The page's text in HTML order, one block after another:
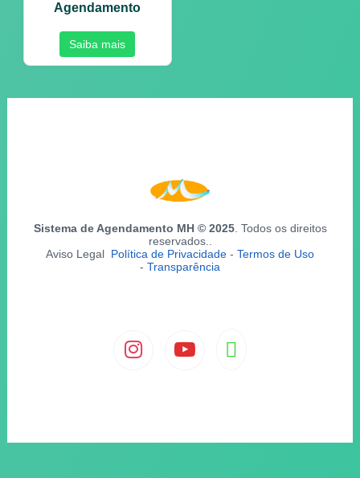
Agendamento
Saiba mais
Sistema de Agendamento MH © 2025. Todos os direitos
reservados..
Aviso Legal Política de Privacidade - Termos de Uso
- Transparência